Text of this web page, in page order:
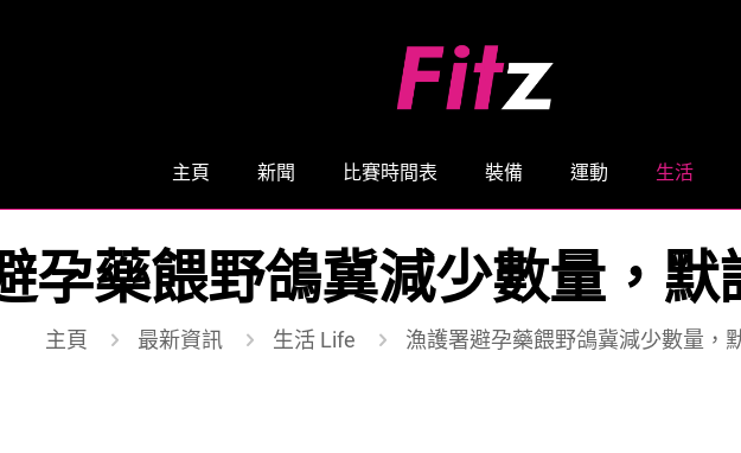
主頁 新聞 比賽時間表 裝備 運動 生活
孕藥餵野鴿冀減少數量，默
主頁 最新資訊 生活 Life 漁護署避孕藥餵野鴿冀減少數量，